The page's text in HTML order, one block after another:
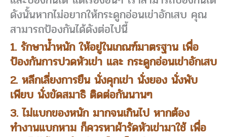
ดังนั้นหากไม่อยากให้กระดูกอ่อนเข่าอักเสบ คุณ
สามารถป้องกันได้ดังต่อไปนี้
1. รักษาน้ำหนัก ให้อยู่ในเกณฑ์มาตรฐาน เพื่อ
ป้องกันการปวดหัวเข่า และ กระดูกอ่อนเข่าอักเสบ
2. หลีกเลี่ยงการยืน นั่งคุกเข่า นั่งยอง นั่งพับ
เพียบ นั่งขัดสมาธิ ติดต่อกันนานๆ
3. ไม่แบกของหนัก มากจนเกินไป หากต้อง
ทำงานแบกหาม ก็ควรหาผ้ารัดหัวเข่ามาใช้ เพื่อ